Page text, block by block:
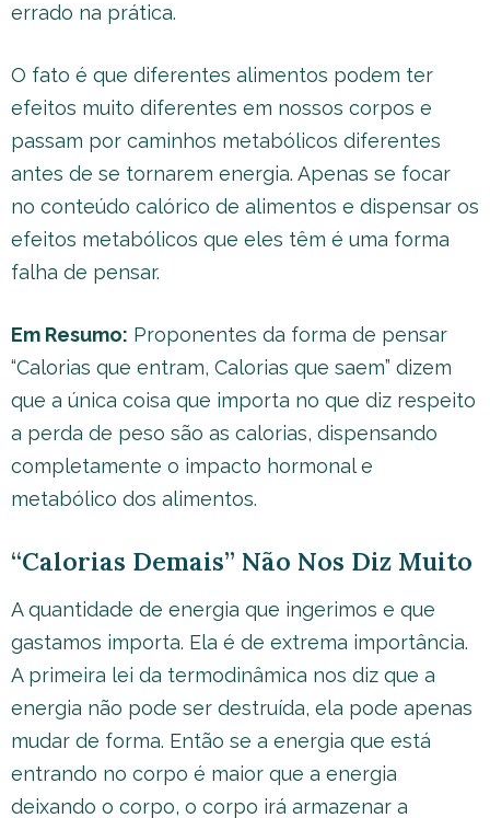
errado na prática.
O fato é que diferentes alimentos podem ter
efeitos muito diferentes em nossos corpos e
passam por caminhos metabólicos diferentes
antes de se tornarem energia. Apenas se focar
no conteúdo calórico de alimentos e dispensar os
efeitos metabólicos que eles têm é uma forma
falha de pensar.
Em Resumo: Proponentes da forma de pensar
“Calorias que entram, Calorias que saem” dizem
que a única coisa que importa no que diz respeito
a perda de peso são as calorias, dispensando
completamente o impacto hormonal e
metabólico dos alimentos.
“Calorias Demais” Não Nos Diz Muito
A quantidade de energia que ingerimos e que
gastamos importa. Ela é de extrema importância.
A primeira lei da termodinâmica nos diz que a
energia não pode ser destruída, ela pode apenas
mudar de forma. Então se a energia que está
entrando no corpo é maior que a energia
deixando o corpo, o corpo irá armazenar a